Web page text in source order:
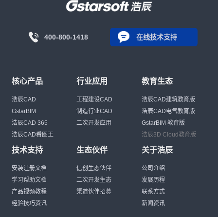
400-800-1418 在线技术支持
核心产品
浩辰CAD
GstarBIM
浩辰CAD 365
浩辰CAD看图王
行业应用
工程建设CAD
制造行业CAD
二次开发应用
教育生态
浩辰CAD建筑教育版
浩辰CAD电气教育版
GstarBIM 教育版
浩辰3D Cloud教育版
技术支持
安装注册文档
学习帮助文档
产品视频教程
经验技巧资讯
生态伙伴
信创生态伙伴
二次开发生态
渠道伙伴招募
关于浩辰
公司介绍
发展历程
联系方式
新闻资讯